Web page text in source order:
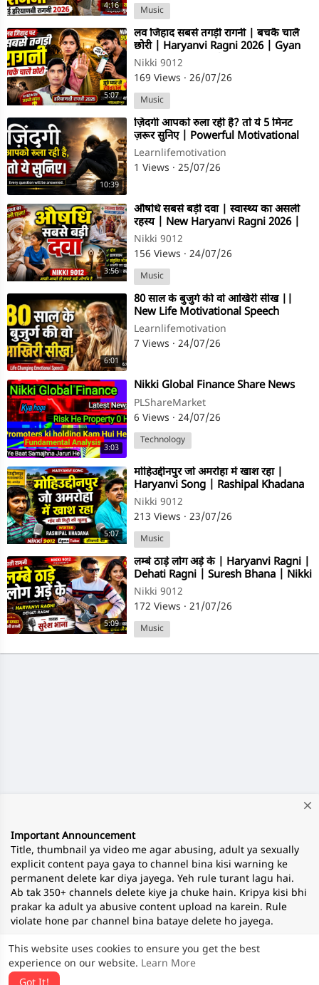
This website uses cookies to ensure you get the best
experience on our website. Learn More
close
Important Announcement
Title, thumbnail ya video me agar abusing, adult ya sexually
explicit content paya gaya to channel bina kisi warning ke
permanent delete kar diya jayega. Yeh rule turant lagu hai.
Ab tak 350+ channels delete kiye ja chuke hain. Kripya kisi bhi
prakar ka adult ya abusive content upload na karein. Rule
violate hone par channel bina bataye delete ho jayega.
— Team ApnaTube
4:16 Music
5:07
⁣लव जिहाद सबसे तगड़ी रागनी | बचकै चालै
छोरी | Haryanvi Ragni 2026 | Gyan
Prakash Sharma | Nikki 9012
Nikki 9012
169 Views · 26/07/26
Music
10:39
⁣ज़िंदगी आपको रुला रही है? तो ये 5 मिनट
ज़रूर सुनिए | Powerful Motivational
Speech
Learnlifemotivation
1 Views · 25/07/26
3:56
⁣औषधि सबसे बड़ी दवा | स्वास्थ्य का असली
रहस्य | New Haryanvi Ragni 2026 |
Harpal Katariya| Nikki 9012
Nikki 9012
156 Views · 24/07/26
Music
6:01
⁣80 साल के बुजुर्ग की वो आखिरी सीख ||
New Life Motivational Speech
Learnlifemotivation
7 Views · 24/07/26
3:03
⁣Nikki Global Finance Share News
PLShareMarket
6 Views · 24/07/26
Technology
5:07
⁣मोहिउद्दीनपुर जो अमरोहा में खाश रहा |
Haryanvi Song | Rashipal Khadana
| Nikki 9012
Nikki 9012
213 Views · 23/07/26
Music
5:09
⁣लम्बे ठाड़े लोग अड़े के | Haryanvi Ragni |
Dehati Ragni | Suresh Bhana | Nikki
9012
Nikki 9012
172 Views · 21/07/26
Music